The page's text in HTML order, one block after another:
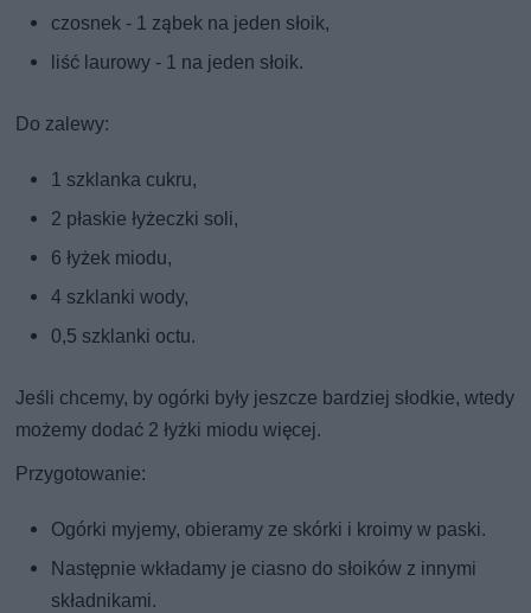
czosnek - 1 ząbek na jeden słoik,
liść laurowy - 1 na jeden słoik.
Do zalewy:
1 szklanka cukru,
2 płaskie łyżeczki soli,
6 łyżek miodu,
4 szklanki wody,
0,5 szklanki octu.
Jeśli chcemy, by ogórki były jeszcze bardziej słodkie, wtedy
możemy dodać 2 łyżki miodu więcej.
Przygotowanie:
Ogórki myjemy, obieramy ze skórki i kroimy w paski.
Następnie wkładamy je ciasno do słoików z innymi
składnikami.